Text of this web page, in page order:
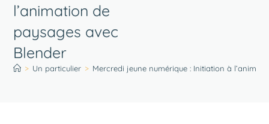
l’animation de
paysages avec
Blender
> Un particulier > Mercredi jeune numérique : Initiation à